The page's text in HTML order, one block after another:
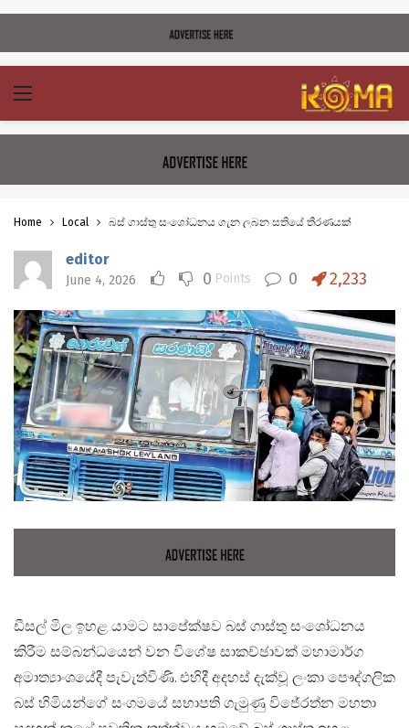
Home Local බස් ගාස්තු සංශෝධනය ගැන ලබන සතියේ තීරණයක්
editor
June 4, 2026 0 Points 0 2,233
ඩීසල් මිල ඉහළ යාමට සාපේක්ෂව බස් ගාස්තු සංශෝධනය
කිරීම සම්බන්ධයෙන් වන විශේෂ සාකච්ඡාවක් මහාමාර්ග
අමාත්‍යාංශයේදී පැවැත්විණි. එහිදී අදහස් දැක්වූ ලංකා පෞද්ගලික
බස් හිමියන්ගේ සංගමයේ සභාපති ගැමුණු විජේරත්න මහතා